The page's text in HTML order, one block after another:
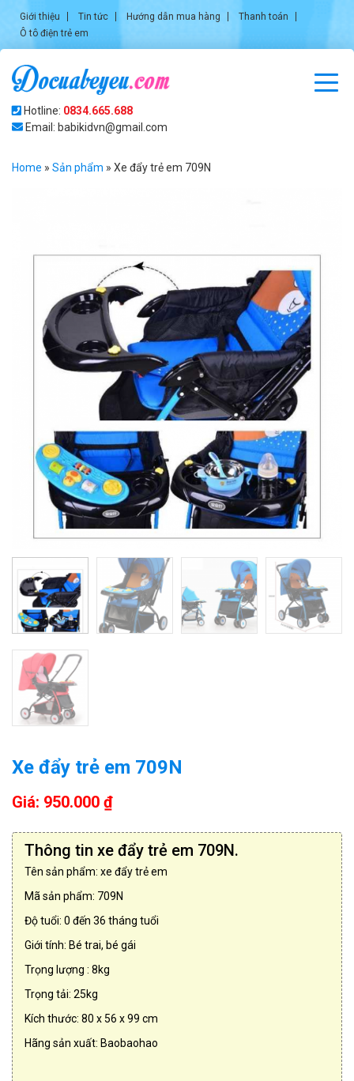
Giới thiệu Tin tức Hướng dẫn mua hàng
Thanh toán
Ô tô điện trẻ em
Hotline: 0834.665.688
Email: babikidvn@gmail.com
Home » Sản phẩm » Xe đẩy trẻ em 709N
Xe đẩy trẻ em 709N
Giá: 950.000 ₫
Thông tin xe đẩy trẻ em 709N.
Tên sản phẩm: xe đẩy trẻ em
Mã sản phẩm: 709N
Độ tuổi: 0 đến 36 tháng tuổi
Giới tính: Bé trai, bé gái
Trọng lượng : 8kg
Trọng tải: 25kg
Kích thước: 80 x 56 x 99 cm
Hãng sản xuất: Baobaohao